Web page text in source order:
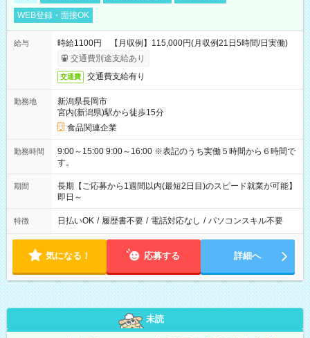
WEB登録・面接OK
給与
時給1100円 【月収例】115,000円(月収例21日5時間/日実働)
交通費別途支給あり
交通費 交通費支給有り
勤務地
新潟県長岡市
宮内(新潟県)駅から徒歩15分
食品関連企業
勤務時間
9:00～15:00 9:00～16:00 ※表記のうち実働５時間から６時間で
す。
期間
長期【ご応募から1週間以内(最短2日目)のスピード就業が可能】
即日～
特徴 日払いOK / 履歴書不要 / 電話対応なし / パソコンスキル不要
気になる！ 応募する 詳細へ
未読